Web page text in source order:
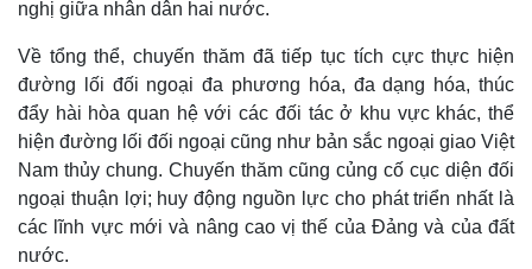
Pháp luật
Vụ án
Tin nóng
Tư vấn luật
Quân sự - Quốc phòng
Vũ khí
Việt Nam
nghị giữa nhân dân hai nước.
Về tổng thể, chuyến thăm đã tiếp tục tích cực thực hiện
đường lối đối ngoại đa phương hóa, đa dạng hóa, thúc
đẩy hài hòa quan hệ với các đối tác ở khu vực khác, thể
hiện đường lối đối ngoại cũng như bản sắc ngoại giao Việt
Nam thủy chung. Chuyến thăm cũng củng cố cục diện đối
ngoại thuận lợi; huy động nguồn lực cho phát triển nhất là
các lĩnh vực mới và nâng cao vị thế của Đảng và của đất
nước.